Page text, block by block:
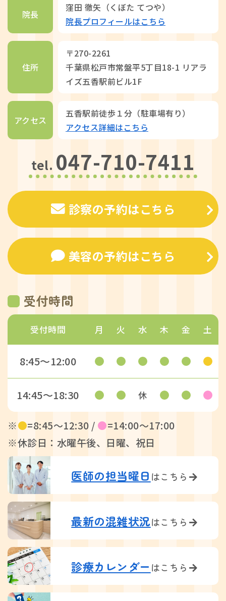
院長
窪田 徹矢（くぼた てつや）
院長プロフィールはこちら
住所
〒270-2261
千葉県松戸市常盤平5丁目18-1 リアラ
イズ五香駅前ビル1F
アクセス
五香駅前徒歩１分（駐車場有り）
アクセス詳細はこちら
tel. 047-710-7411
診察の予約はこちら
美容の予約はこちら
受付時間
受付時間 月 火 水 木 金 土
8:45〜12:00
14:45〜18:30 休
※●=8:45〜12:30 / ●=14:00〜17:00
※休診日：水曜午後、日曜、祝日
医師の担当曜日 はこちら
最新の混雑状況はこちら
診療カレンダーはこちら